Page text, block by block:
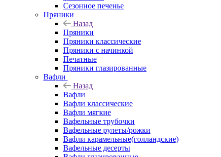
Сезонное печенье
Пряники
Назад
Пряники
Пряники классические
Пряники с начинкой
Печатные
Пряники глазированные
Вафли
Назад
Вафли
Вафли классические
Вафли мягкие
Вафельные трубочки
Вафельные рулеты/рожки
Вафли карамельные(голландские)
Вафельные десерты